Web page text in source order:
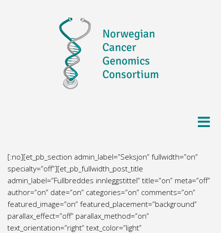
Skip to content
[:no][et_pb_section admin_label=”Seksjon” fullwidth=”on”
specialty=”off”][et_pb_fullwidth_post_title
admin_label=”Fullbreddes innleggstittel” title=”on” meta=”off”
author=”on” date=”on” categories=”on” comments=”on”
featured_image=”on” featured_placement=”background”
parallax_effect=”off” parallax_method=”on”
text_orientation=”right” text_color=”light”